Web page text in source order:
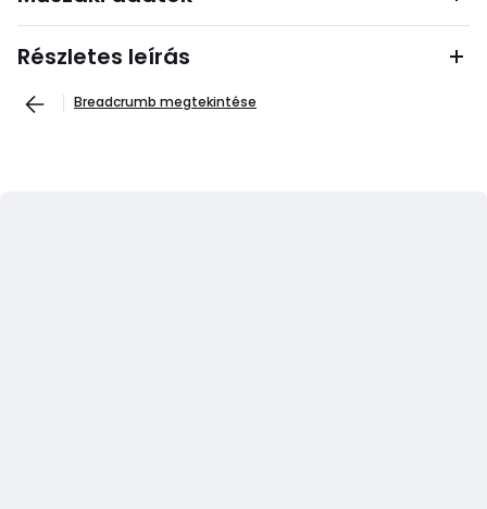
Részletes leírás
Breadcrumb megtekintése